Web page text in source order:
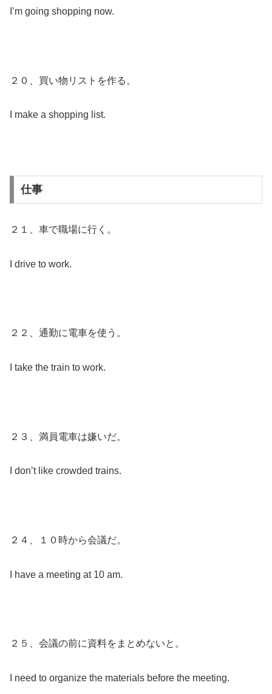
I’m going shopping now.
２０、買い物リストを作る。
I make a shopping list.
仕事
２１、車で職場に行く。
I drive to work.
２２、通勤に電車を使う。
I take the train to work.
２３、満員電車は嫌いだ。
I don’t like crowded trains.
２４、１０時から会議だ。
I have a meeting at 10 am.
２５、会議の前に資料をまとめないと。
I need to organize the materials before the meeting.